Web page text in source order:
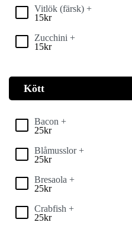
Vitlök (färsk) +
15kr
Zucchini +
15kr
Kött
Bacon +
25kr
Blåmusslor +
25kr
Bresaola +
25kr
Crabfish +
25kr